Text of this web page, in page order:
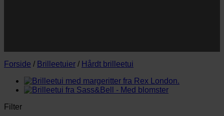
Forside / Brilleetuier / Hårdt brilleetui
Filter